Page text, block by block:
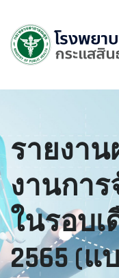
รายงา
งานกา
ในรอบ
2565 (แ